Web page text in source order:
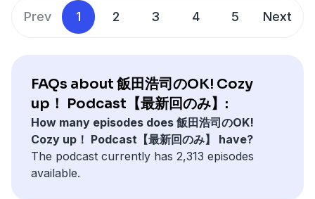
継続協議へ
▼バーナム新政権のもとでも連携を強化へ。日本とイギリ
法」が施行
▼セブン＆アイとPayPayが顧客IDを統合へ
コメンテーター
中央大学法科大学院教授、弁護士 野村修也
omnystudio.com/listenerfor privacy information.
Prev 1 2 3 4 5 Next
FAQs about 飯田浩司のOK! Cozy
up！ Podcast【最新回のみ】:
How many episodes does 飯田浩司のOK!
Cozy up！ Podcast【最新回のみ】 have?
The podcast currently has 2,313 episodes
available.